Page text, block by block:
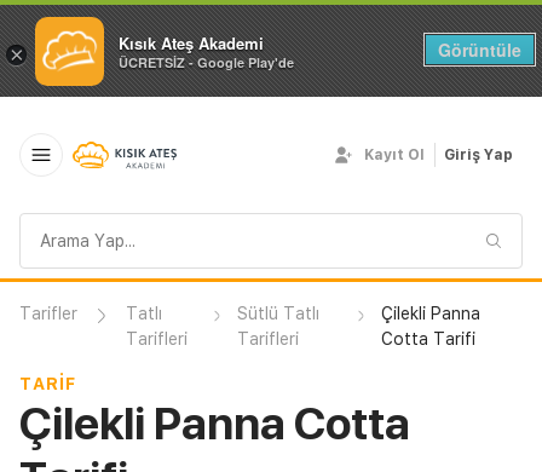
× Kısık Ateş Akademi
ÜCRETSİZ - Google Play'de
Görüntüle
sorgusu
Kayıt Ol Giriş Yap
Tarifler
Tatlı
Tarifleri
Sütlü Tatlı
Tarifleri
Çilekli Panna
Cotta Tarifi
TARIF
Çilekli Panna Cotta